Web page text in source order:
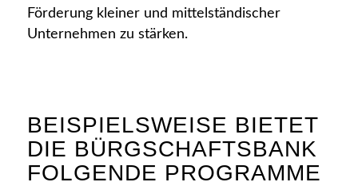
Förderung kleiner und mittelständischer
Unternehmen zu stärken.
BEISPIELSWEISE BIETET
DIE BÜRGSCHAFTSBANK
FOLGENDE PROGRAMME